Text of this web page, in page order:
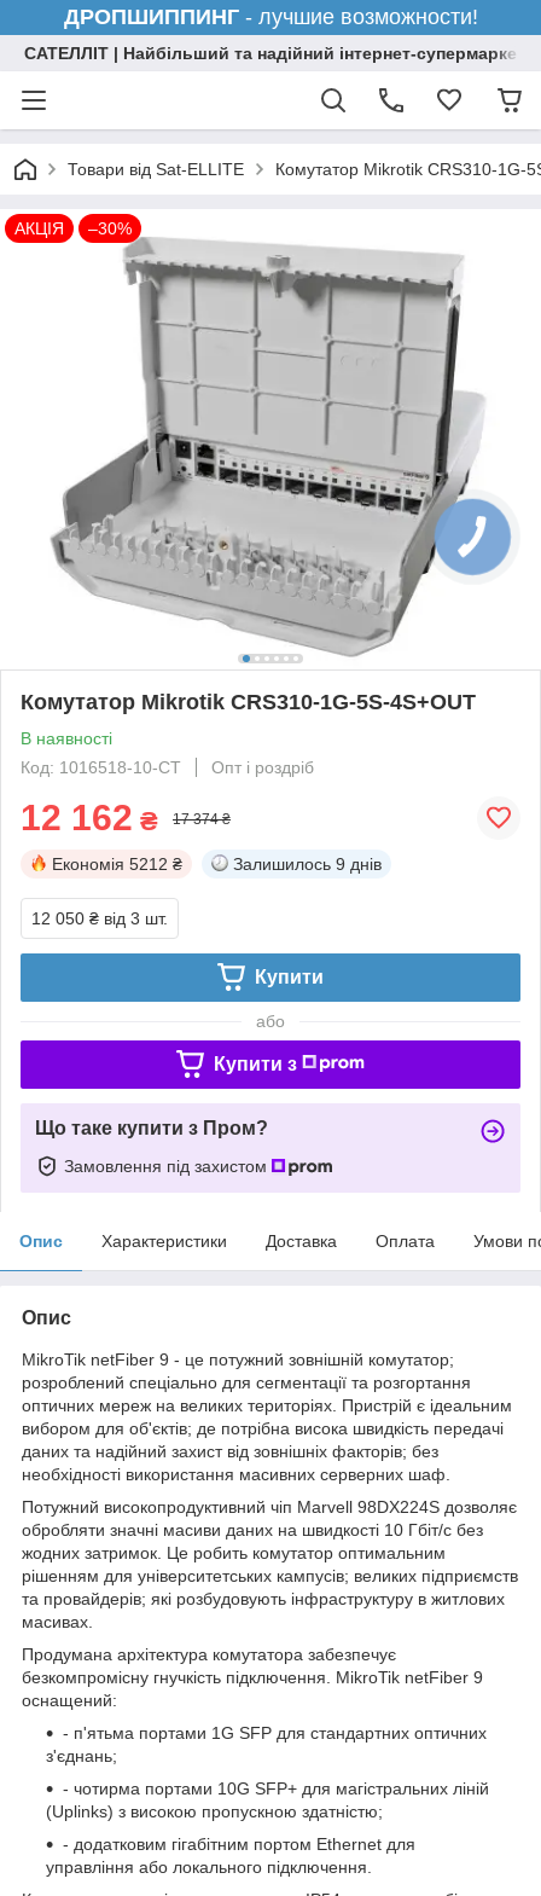
ДРОПШИППИНГ- лучшие возможности!
САТЕЛЛІТ | Найбільший та надійний інтернет-супермаркет
Товари від Sat-ELLITE Комутатор Mikrotik CRS310-1G-
АКЦІЯ –30%
Комутатор Mikrotik CRS310-1G-5S-4S+OUT
В наявності
Код: 1016518-10-СТ
Опт і роздріб
12 162 ₴ 17 374 ₴
Економія 5212 ₴ Залишилось 9 днів
12 050 ₴ від 3 шт.
Купити
або
Купити з
Що таке купити з Пром?
Замовлення під захистом
Опис Характеристики Доставка Оплата Умови
Опис
MikroTik netFiber 9 - це потужний зовнішній комутатор;
розроблений спеціально для сегментації та розгортання
оптичних мереж на великих територіях. Пристрій є ідеальним
вибором для об'єктів; де потрібна висока швидкість передачі
даних та надійний захист від зовнішніх факторів; без
необхідності використання масивних серверних шаф.
Потужний високопродуктивний чіп Marvell 98DX224S дозволяє
обробляти значні масиви даних на швидкості 10 Гбіт/с без
жодних затримок. Це робить комутатор оптимальним
рішенням для університетських кампусів; великих підприємств
та провайдерів; які розбудовують інфраструктуру в житлових
масивах.
Продумана архітектура комутатора забезпечує
безкомпромісну гнучкість підключення. MikroTik netFiber 9
оснащений:
- п'ятьма портами 1G SFP для стандартних оптичних
з'єднань;
- чотирма портами 10G SFP+ для магістральних ліній
(Uplinks) з високою пропускною здатністю;
- додатковим гігабітним портом Ethernet для
управління або локального підключення.